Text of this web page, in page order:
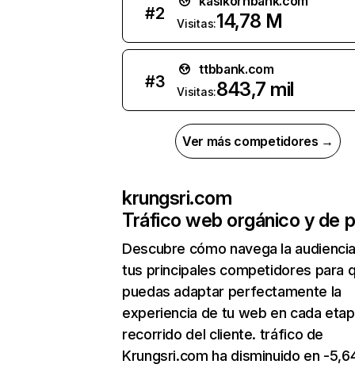
#2
Visitas:14,78 M
#3
ttbbank.com
Visitas:843,7 mil
Ver más competidores →
krungsri.com
Tráfico web orgánico y de
Descubre cómo navega la
tus principales competidores para
puedas adaptar perfectamente la
experiencia de tu web en cada
recorrido del cliente. tráfico de
Krungsri.com ha disminuido en -